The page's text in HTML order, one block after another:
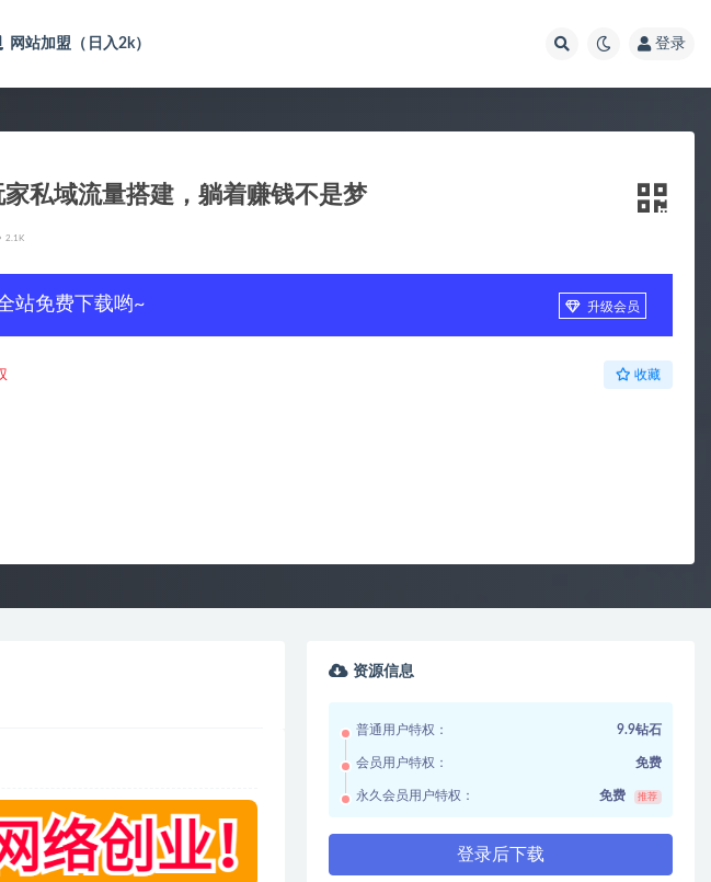
网站加盟（日入2k） 登录
私域流量搭建，躺着赚钱不是梦
2.1K
站免费下载哟~ 升级会员
收藏
资源信息
普通用户特权： 9.9钻石
会员用户特权： 免费
永久会员用户特权： 免费 推荐
登录后下载